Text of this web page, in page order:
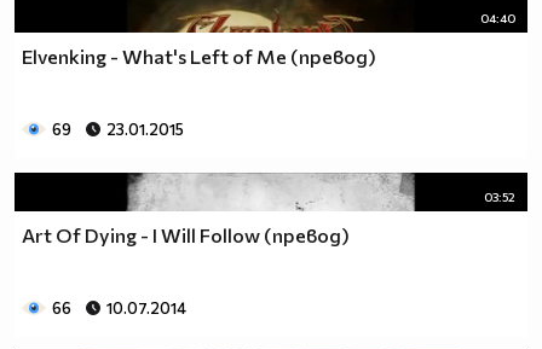
04:40
Elvenking - What's Left of Me (превод)
69 23.01.2015
03:52
Art Of Dying - I Will Follow (превод)
66 10.07.2014